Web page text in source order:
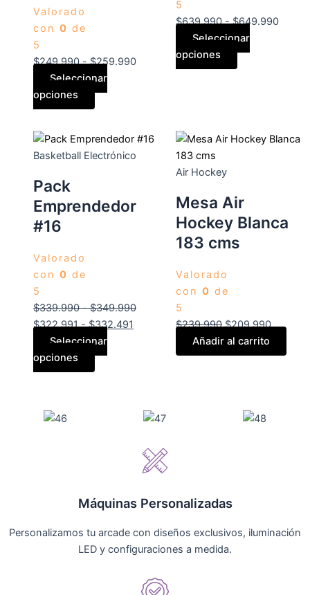
Valorado
con 0 de
5
$249.990 - $259.990
Seleccionar
opciones
producto
5
$639.990 - $649.990
Seleccionar
opciones
la
página
producto
Basketball Electrónico
Pack
Emprendedor
#16
Valorado
con 0 de
5
$339.990 - $349.990
$322.991 - $332.491
Seleccionar
opciones
producto
Air Hockey
Mesa Air
Hockey Blanca
183 cms
Valorado
con 0 de
5
$239.990 $209.990
Añadir al carrito
Máquinas Personalizadas
Personalizamos tu arcade con diseños exclusivos, iluminación
LED y configuraciones a medida.